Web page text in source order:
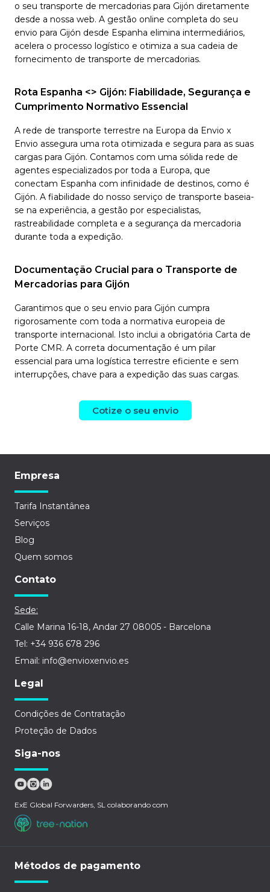
o seu transporte de mercadorias para Gijón diretamente
desde a nossa web. A gestão online completa do seu
envio para Gijón desde Espanha elimina intermediários,
acelera o processo logístico e otimiza a sua cadeia de
fornecimento de transporte de mercadorias.
Rota Espanha <> Gijón: Fiabilidade, Segurança e
Cumprimento Normativo Essencial
A rede de transporte terrestre na Europa da Envio x
Envio assegura uma rota otimizada e segura para as suas
cargas para Gijón. Contamos com uma sólida rede de
agentes especializados por toda a Europa, que
conectam Espanha com infinidade de destinos, como é
Gijón. A fiabilidade do nosso serviço de transporte baseia-
se na experiência, a gestão por especialistas,
rastreabilidade completa e a segurança da mercadoria
durante toda a expedição.
Documentação Crucial para o Transporte de
Mercadorias para Gijón
Garantimos que o seu envio para Gijón cumpra
rigorosamente com toda a normativa europeia de
transporte internacional. Isto inclui a obrigatória Carta de
Porte CMR. A correta documentação é um pilar
essencial para uma logística terrestre eficiente e sem
interrupções, chave para a expedição das suas cargas.
Cotize o seu envio
Empresa
Tarifa Instantânea
Serviços
Blog
Quem somos
Contato
Sede:
Calle Marina 16-18, Andar 27 08005 - Barcelona
Tel: +34 936 678 296
Email: info@envioxenvio.es
Legal
Condições de Contratação
Proteção de Dados
Siga-nos
ExE Global Forwarders, SL colaborando com
Métodos de pagamento